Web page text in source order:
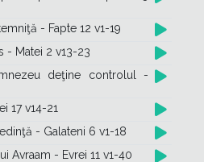
- Fapte 12 v1-19
- Matei 2 v13-23
deţine controlul -
17 v14-21
- Galateni 6 v1-18
Avraam - Evrei 11 v1-40